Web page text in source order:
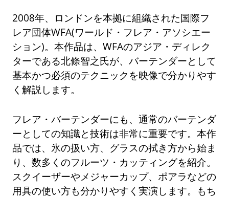
2008年、ロンドンを本拠に組織された国際フ
レア団体WFA(ワールド・フレア・アソシエー
ション)。本作品は、WFAのアジア・ディレク
ターである北條智之氏が、バーテンダーとして
基本かつ必須のテクニックを映像で分かりやす
く解説します。
フレア・バーテンダーにも、通常のバーテンダ
ーとしての知識と技術は非常に重要です。本作
品では、氷の扱い方、グラスの拭き方から始ま
り、数多くのフルーツ・カッティングを紹介。
スクイーザーやメジャーカップ、ポアラなどの
用具の使い方も分かりやすく実演します。もち